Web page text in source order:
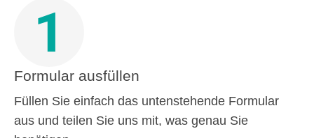
1
Formular ausfüllen
Füllen Sie einfach das untenstehende Formular
aus und teilen Sie uns mit, was genau Sie